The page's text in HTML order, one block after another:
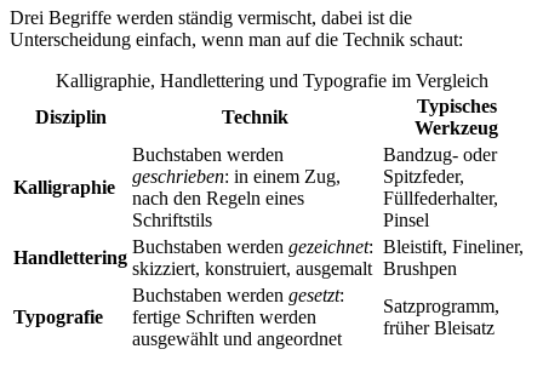
Drei Begriffe werden ständig vermischt, dabei ist die
Unterscheidung einfach, wenn man auf die Technik schaut:
Kalligraphie, Handlettering und Typografie im Vergleich
Disziplin
Technik
Typisches
Werkzeug
Kalligraphie
Buchstaben werden
geschrieben: in einem Zug,
nach den Regeln eines
Schriftstils
Bandzug- oder
Spitzfeder,
Füllfederhalter,
Pinsel
Handlettering
Buchstaben werden gezeichnet:
skizziert, konstruiert, ausgemalt
Bleistift, Fineliner,
Brushpen
Typografie
Buchstaben werden gesetzt:
fertige Schriften werden
ausgewählt und angeordnet
Satzprogramm,
früher Bleisatz